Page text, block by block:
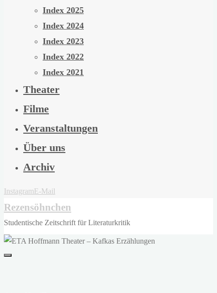
Index 2025
Index 2024
Index 2023
Index 2022
Index 2021
Theater
Filme
Veranstaltungen
Über uns
Archiv
InstagramE-Mail
Rezensöhnchen
Studentische Zeitschrift für Literaturkritik